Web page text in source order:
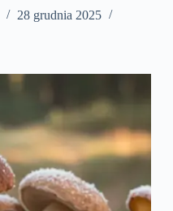
28 grudnia 2025